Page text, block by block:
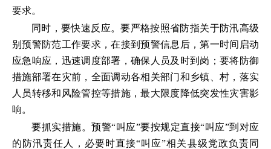
要求。
同时，要快速反应。要严格按照省防指关于防汛高级
别预警防范工作要求，在接到预警信息后，第一时间启动
应急响应，迅速调度部署，确保人员及时到岗；要将防御
措施部署在灾前，全面调动各相关部门和乡镇、村，落实
人员转移和风险管控等措施，最大限度降低突发性灾害影
响。
要抓实措施。预警“叫应”要按规定直接“叫应”到对应
的防汛责任人，必要时直接“叫应”相关县级党政负责同